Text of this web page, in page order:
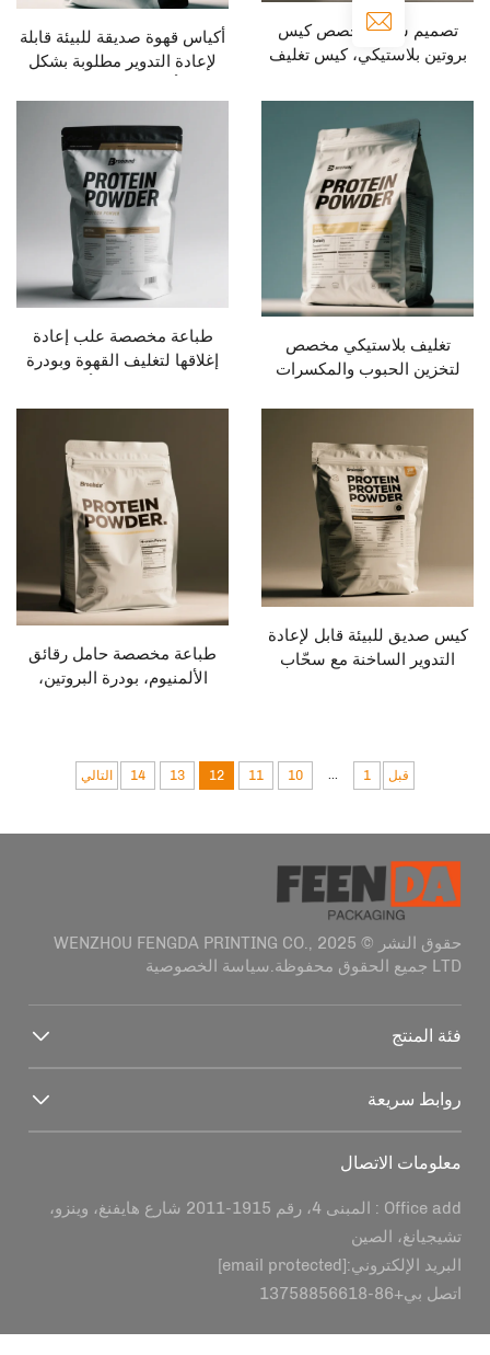
شعار مخصص كيس
كيس تغليف
وسحّاب
أكياس قهوة صديقة للبيئة قابلة
لإعادة التدوير مطلوبة بشكل
مخصصة، تغليف غذائي
بلاستيكي مخصص
والمكسرات
شفافة
طباعة مخصصة علب إعادة
إغلاقها لتغليف القهوة وبودرة
الحليب البلاستيكية، أكياس فيلم
البوليستر الصغيرة، أكياس
للبيئة قابل لإعادة
الساخنة مع سحّاب
طباعة مخصصة حامل رقائق
الألمنيوم، بودرة البروتين،
آمن
10
11
12
13
14 التالي
حقوق النشر © 2025 WENZHOU FENGDA PRINTING CO.,
سياسة الخصوصية
الاتصال
Office add : المبنى 4، رقم 1915-2011 شارع هايفنغ، وينزو،
الصين
[email protected]